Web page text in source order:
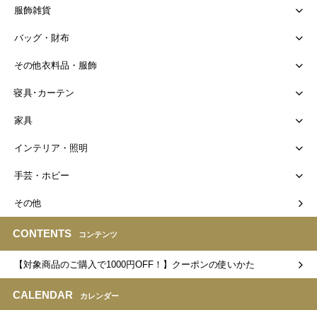
服飾雑貨
バッグ・財布
その他衣料品・服飾
寝具･カーテン
家具
インテリア・照明
手芸・ホビー
その他
CONTENTS コンテンツ
【対象商品のご購入で1000円OFF！】クーポンの使いかた
CALENDAR カレンダー